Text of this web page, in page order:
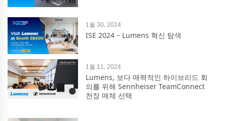
1월 30, 2024
ISE 2024 – Lumens 혁신 탐색
1월 11, 2024
Lumens, 보다 매력적인 하이브리드 회
의를 위해 Sennheiser TeamConnect
천장 매체 선택